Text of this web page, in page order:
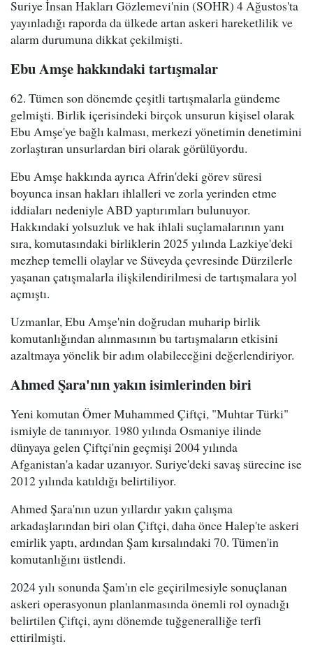
Suriye İnsan Hakları Gözlemevi'nin (SOHR) 4 Ağustos'ta
yayınladığı raporda da ülkede artan askeri hareketlilik ve
alarm durumuna dikkat çekilmişti.
Ebu Amşe hakkındaki tartışmalar
62. Tümen son dönemde çeşitli tartışmalarla gündeme
gelmişti. Birlik içerisindeki birçok unsurun kişisel olarak
Ebu Amşe'ye bağlı kalması, merkezi yönetimin denetimini
zorlaştıran unsurlardan biri olarak görülüyordu.
Ebu Amşe hakkında ayrıca Afrin'deki görev süresi
boyunca insan hakları ihlalleri ve zorla yerinden etme
iddiaları nedeniyle ABD yaptırımları bulunuyor.
Hakkındaki yolsuzluk ve hak ihlali suçlamalarının yanı
sıra, komutasındaki birliklerin 2025 yılında Lazkiye'deki
mezhep temelli olaylar ve Süveyda çevresinde Dürzilerle
yaşanan çatışmalarla ilişkilendirilmesi de tartışmalara yol
açmıştı.
Uzmanlar, Ebu Amşe'nin doğrudan muharip birlik
komutanlığından alınmasının bu tartışmaların etkisini
azaltmaya yönelik bir adım olabileceğini değerlendiriyor.
Ahmed Şara'nın yakın isimlerinden biri
Yeni komutan Ömer Muhammed Çiftçi, "Muhtar Türki"
ismiyle de tanınıyor. 1980 yılında Osmaniye ilinde
dünyaya gelen Çiftçi'nin geçmişi 2004 yılında
Afganistan'a kadar uzanıyor. Suriye'deki savaş sürecine ise
2012 yılında katıldığı belirtiliyor.
Ahmed Şara'nın uzun yıllardır yakın çalışma
arkadaşlarından biri olan Çiftçi, daha önce Halep'te askeri
emirlik yaptı, ardından Şam kırsalındaki 70. Tümen'in
komutanlığını üstlendi.
2024 yılı sonunda Şam'ın ele geçirilmesiyle sonuçlanan
askeri operasyonun planlanmasında önemli rol oynadığı
belirtilen Çiftçi, aynı dönemde tuğgeneralliğe terfi
ettirilmişti.